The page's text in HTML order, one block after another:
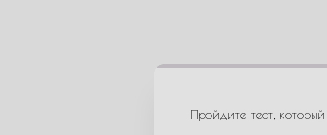
Пройдите тест,